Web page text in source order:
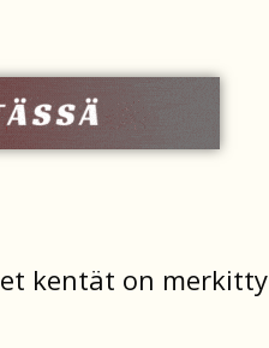
kentät on merkitty